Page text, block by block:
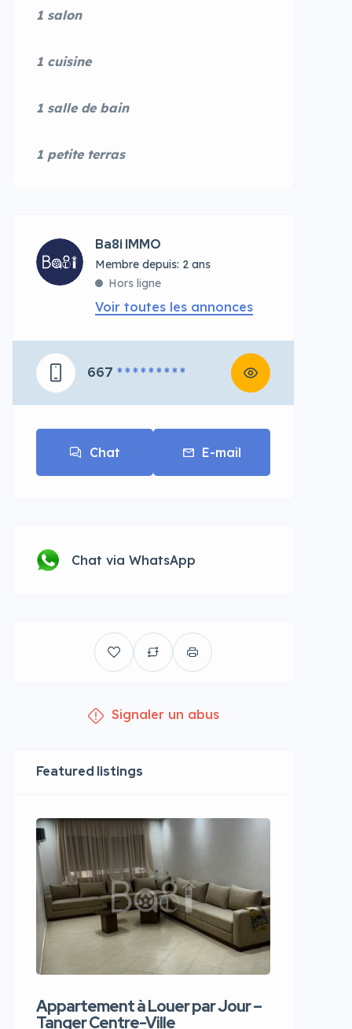
1 salon
1 cuisine
1 salle de bain
1 petite terras
Ba8i IMMO
Membre depuis: 2 ans
Hors ligne
Voir toutes les annonces
667 * * * * * * * * *
Chat E-mail
Chat via WhatsApp
Signaler un abus
Featured listings
Appartement à Louer par Jour –
Tanger Centre-Ville